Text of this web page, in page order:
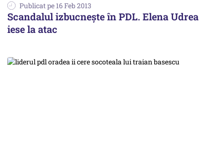
Publicat pe 16 Feb 2013
Scandalul izbucnește în PDL. Elena Udrea
iese la atac